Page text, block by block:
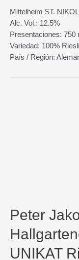
Mittelheim ST.
Alc. Vol.: 12.5%
Presentaciones: 750
Variedad: 100%
País / Región:
Peter
UNIKAT